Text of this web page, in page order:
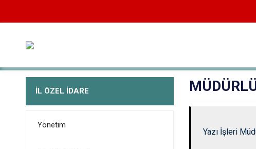
İL ÖZEL İDARE
Yönetim
Yazı İşleri